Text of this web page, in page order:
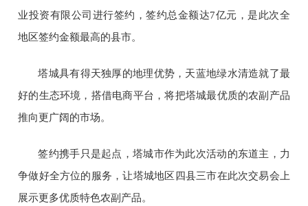
业投资有限公司进行签约，签约总金额达7亿元，是此次全
地区签约金额最高的县市。
塔城具有得天独厚的地理优势，天蓝地绿水清造就了最
好的生态环境，搭借电商平台，将把塔城最优质的农副产品
推向更广阔的市场。
签约携手只是起点，塔城市作为此次活动的东道主，力
争做好全方位的服务，让塔城地区四县三市在此次交易会上
展示更多优质特色农副产品。